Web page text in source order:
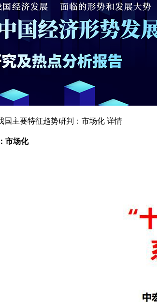
国主要特征趋势研判：市场化 详情
市场化